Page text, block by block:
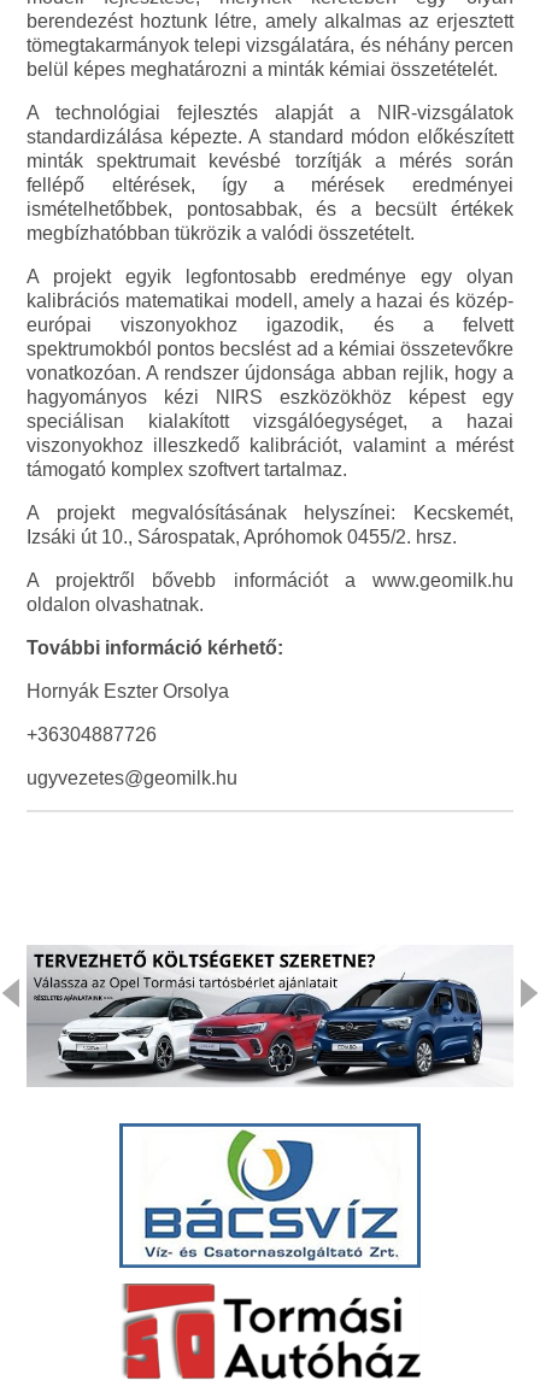
berendezést hoztunk létre, amely alkalmas az erjesztett
tömegtakarmányok telepi vizsgálatára, és néhány percen
belül képes meghatározni a minták kémiai összetételét.
A technológiai fejlesztés alapját a NIR-vizsgálatok
standardizálása képezte. A standard módon előkészített
minták spektrumait kevésbé torzítják a mérés során
fellépő eltérések, így a mérések eredményei
ismételhetőbbek, pontosabbak, és a becsült értékek
megbízhatóbban tükrözik a valódi összetételt.
A projekt egyik legfontosabb eredménye egy olyan
kalibrációs matematikai modell, amely a hazai és közép-
európai viszonyokhoz igazodik, és a felvett
spektrumokból pontos becslést ad a kémiai összetevőkre
vonatkozóan. A rendszer újdonsága abban rejlik, hogy a
hagyományos kézi NIRS eszközökhöz képest egy
speciálisan kialakított vizsgálóegységet, a hazai
viszonyokhoz illeszkedő kalibrációt, valamint a mérést
támogató komplex szoftvert tartalmaz.
A projekt megvalósításának helyszínei: Kecskemét,
Izsáki út 10., Sárospatak, Apróhomok 0455/2. hrsz.
A projektről bővebb információt a www.geomilk.hu
oldalon olvashatnak.
További információ kérhető:
Hornyák Eszter Orsolya
+36304887726
ugyvezetes@geomilk.hu